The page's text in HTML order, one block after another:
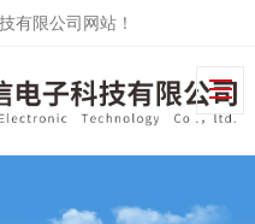
有限公司网站！